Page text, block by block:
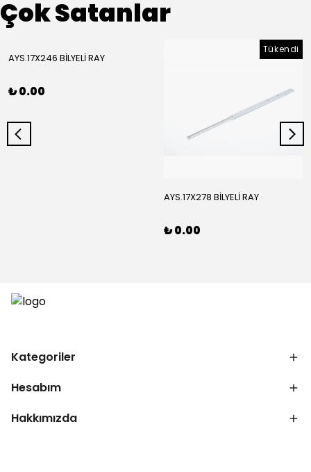
Çok Satanlar
AYS.17X246 BİLYELİ RAY
₺ 0.00
Tükendi
AYS.17X278 BİLYELİ RAY
₺ 0.00
Kategoriler
Hesabım
Hakkımızda